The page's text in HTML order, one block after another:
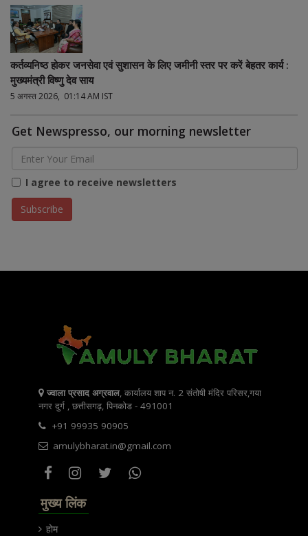
कर्तव्यनिष्ठ होकर जनसेवा एवं सुशासन के लिए जमीनी स्तर पर करें बेहतर कार्य :
मुख्यमंत्री विष्णु देव साय
5 अगस्त 2026, 01:14 AM IST
Get Newspresso, our morning newsletter
I agree to receive newsletters
ज्वाला प्रसाद अग्रवाल, कार्यालय शाप न. 2 संतोषी मंदिर परिसर,गया
नगर दुर्ग , छत्तीसगढ़, पिनकोड - 491001
+91 99935 90905
amulybharat.in@gmail.com
मुख्य लिंक
होम